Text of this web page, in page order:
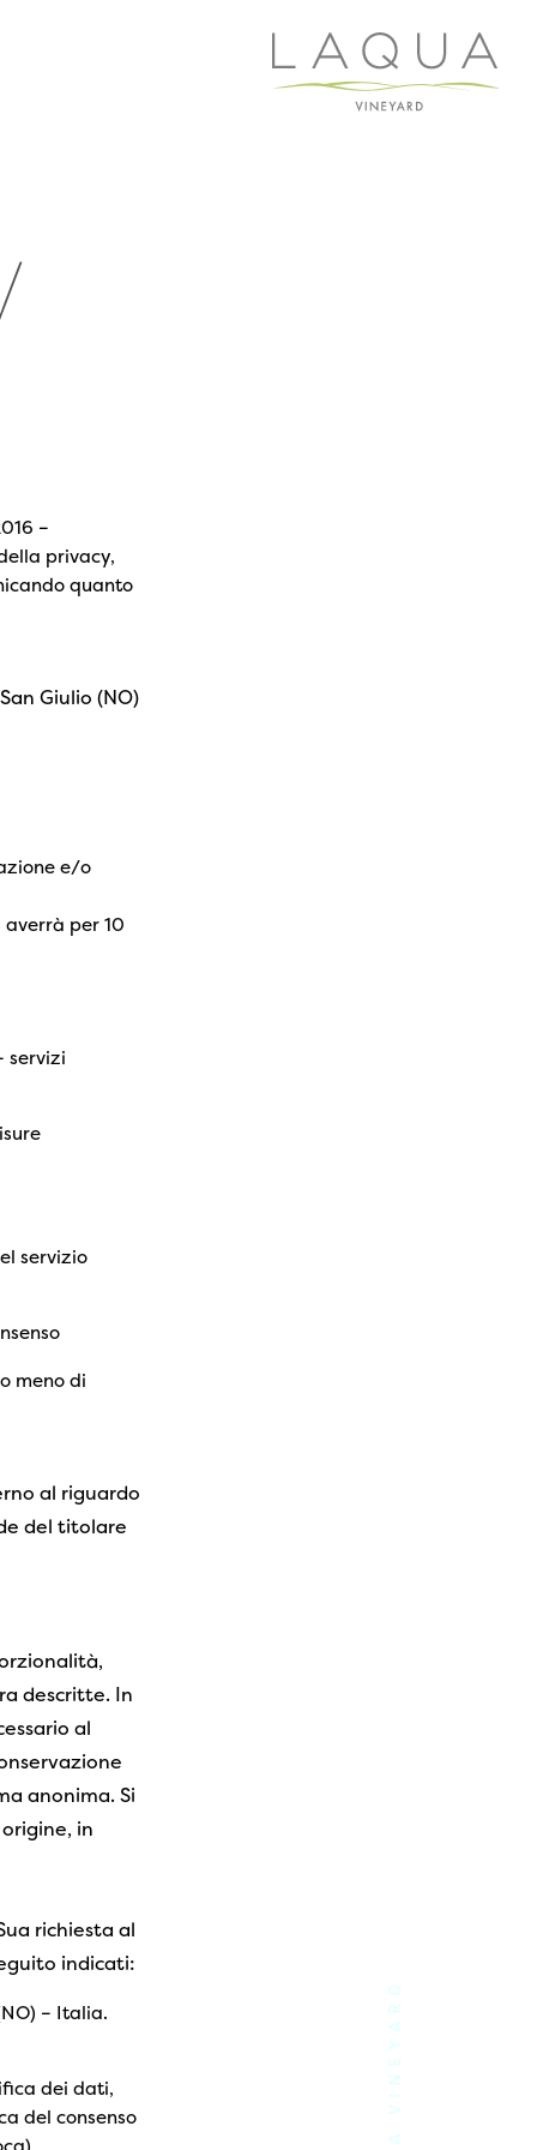
–
privacy,
quanto
Giulio (NO)
e/o
per 10
servizi
servizio
meno di
al riguardo
del titolare
descritte. In
al
anonima. Si
in
richiesta al
indicati:
– Italia.
dei dati,
del consenso
LAQUA VINEYARD